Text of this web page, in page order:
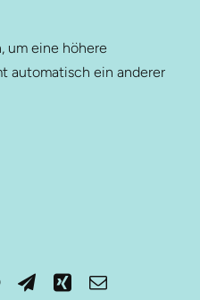
um eine höhere
automatisch ein anderer